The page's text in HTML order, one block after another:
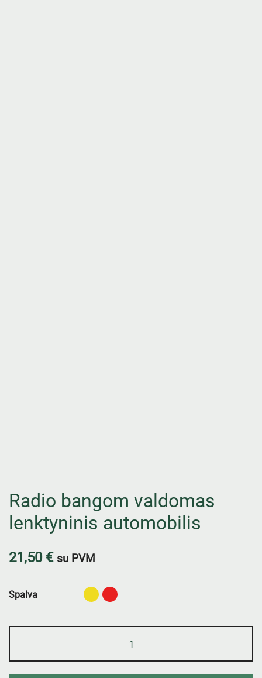
Radio bangom valdomas
lenktyninis automobilis
21,50 € su PVM
Spalva